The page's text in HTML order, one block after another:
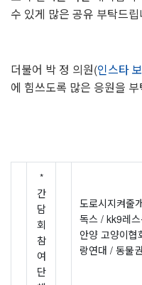
수 있게 많은 공유 부탁드립
더불어 박 정 의원(인스타
에 힘쓰도록 많은 응원을
*
간
담
회
참
여
단
도로시지켜줄
독스 / kk9레
안양 고양이
랑연대 / 동물